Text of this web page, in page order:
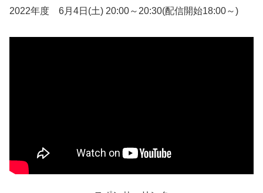
2022年度 6月4日(土) 20:00～20:30(配信開始18:00～)